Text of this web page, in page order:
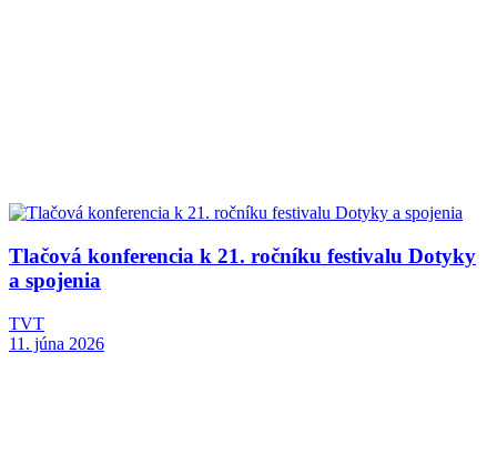
Tlačová konferencia k 21. ročníku festivalu Dotyky
a spojenia
TVT
11. júna 2026